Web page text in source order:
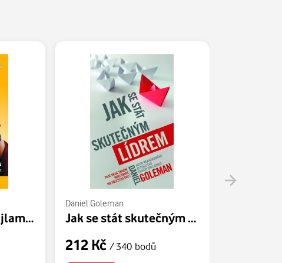
Síla lidskosti, Dalajlama a jeho vize pro náš svět
Daniel Goleman
Jak se stát skutečným lídrem
212 Kč / 340 bodů